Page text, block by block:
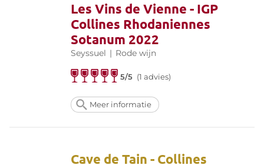
Les Vins de Vienne - IGP
Collines Rhodaniennes
Sotanum 2022
Seyssuel | Rode wijn
5/5 (1 advies)
Meer informatie
Cave de Tain - Collines